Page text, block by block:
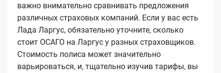
важно внимательно сравнивать предложения
различных страховых компаний. Если у вас есть
Лада Ларгус, обязательно уточните, сколько
стоит ОСАГО на Ларгус у разных страховщиков.
Стоимость полиса может значительно
варьироваться, и, тщательно изучив тарифы, вы